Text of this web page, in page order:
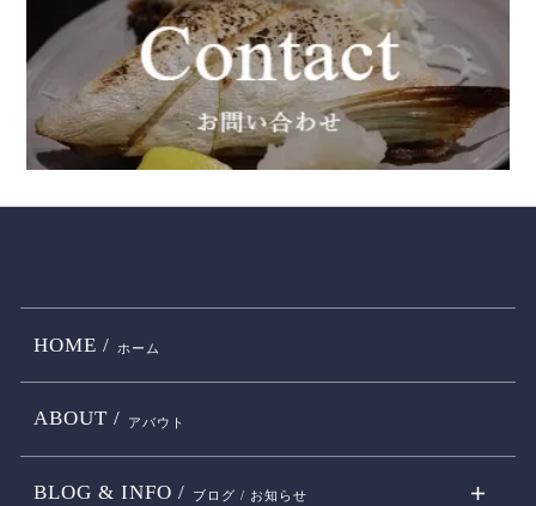
HOME / ホーム
ABOUT / アバウト
BLOG & INFO / ブログ / お知らせ